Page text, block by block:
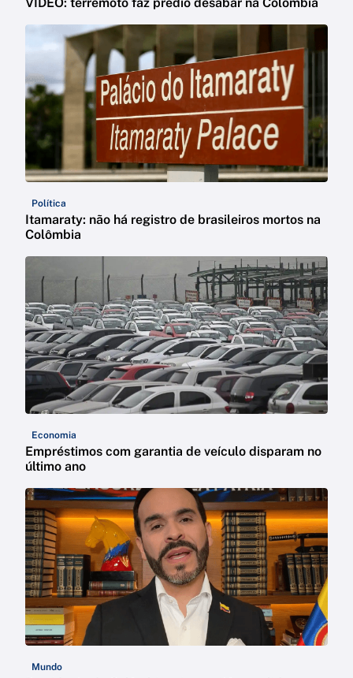
VÍDEO: terremoto faz prédio desabar na Colômbia
Política
Itamaraty: não há registro de brasileiros mortos na
Colômbia
Economia
Empréstimos com garantia de veículo disparam no
último ano
Mundo